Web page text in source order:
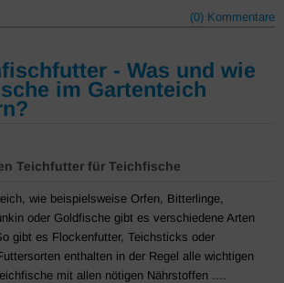
(0) Kommentare
- Was und wie
im Gartenteich
Teichfutter für Teichfische
wie beispielsweise Orfen, Bitterlinge,
oder Goldfische gibt es verschiedene Arten
gibt es Flockenfutter, Teichsticks oder
enthalten in der Regel alle wichtigen
mit allen nötigen Nährstoffen ....